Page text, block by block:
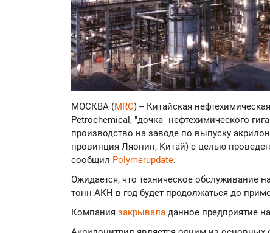
МОСКВА (MRC) -- Китайская
Petrochemical, "дочка" нефтехимического
производство на заводе по выпуску
провинция Ляонин, Китай) с целью
сообщил Polymerupdate.
Ожидается, что техническое обслуживание
тонн АКН в год будет продолжаться до
Компания закрывала данное предприятие